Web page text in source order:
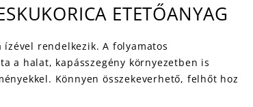
ETETŐANYAG
rendelkezik. A folyamatos
a halat, kapásszegény környezetben is
Könnyen összekeverhető, felhőt hoz